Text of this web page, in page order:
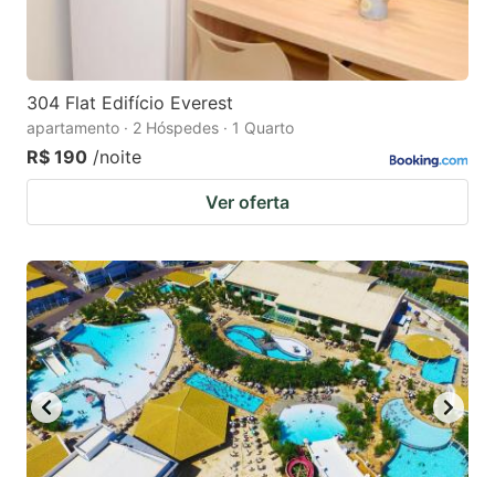
for
changing
dates.
keyboard
shortcuts
304 Flat Edifício Everest
apartamento · 2 Hóspedes · 1 Quarto
R$ 190 /noite
Ver oferta